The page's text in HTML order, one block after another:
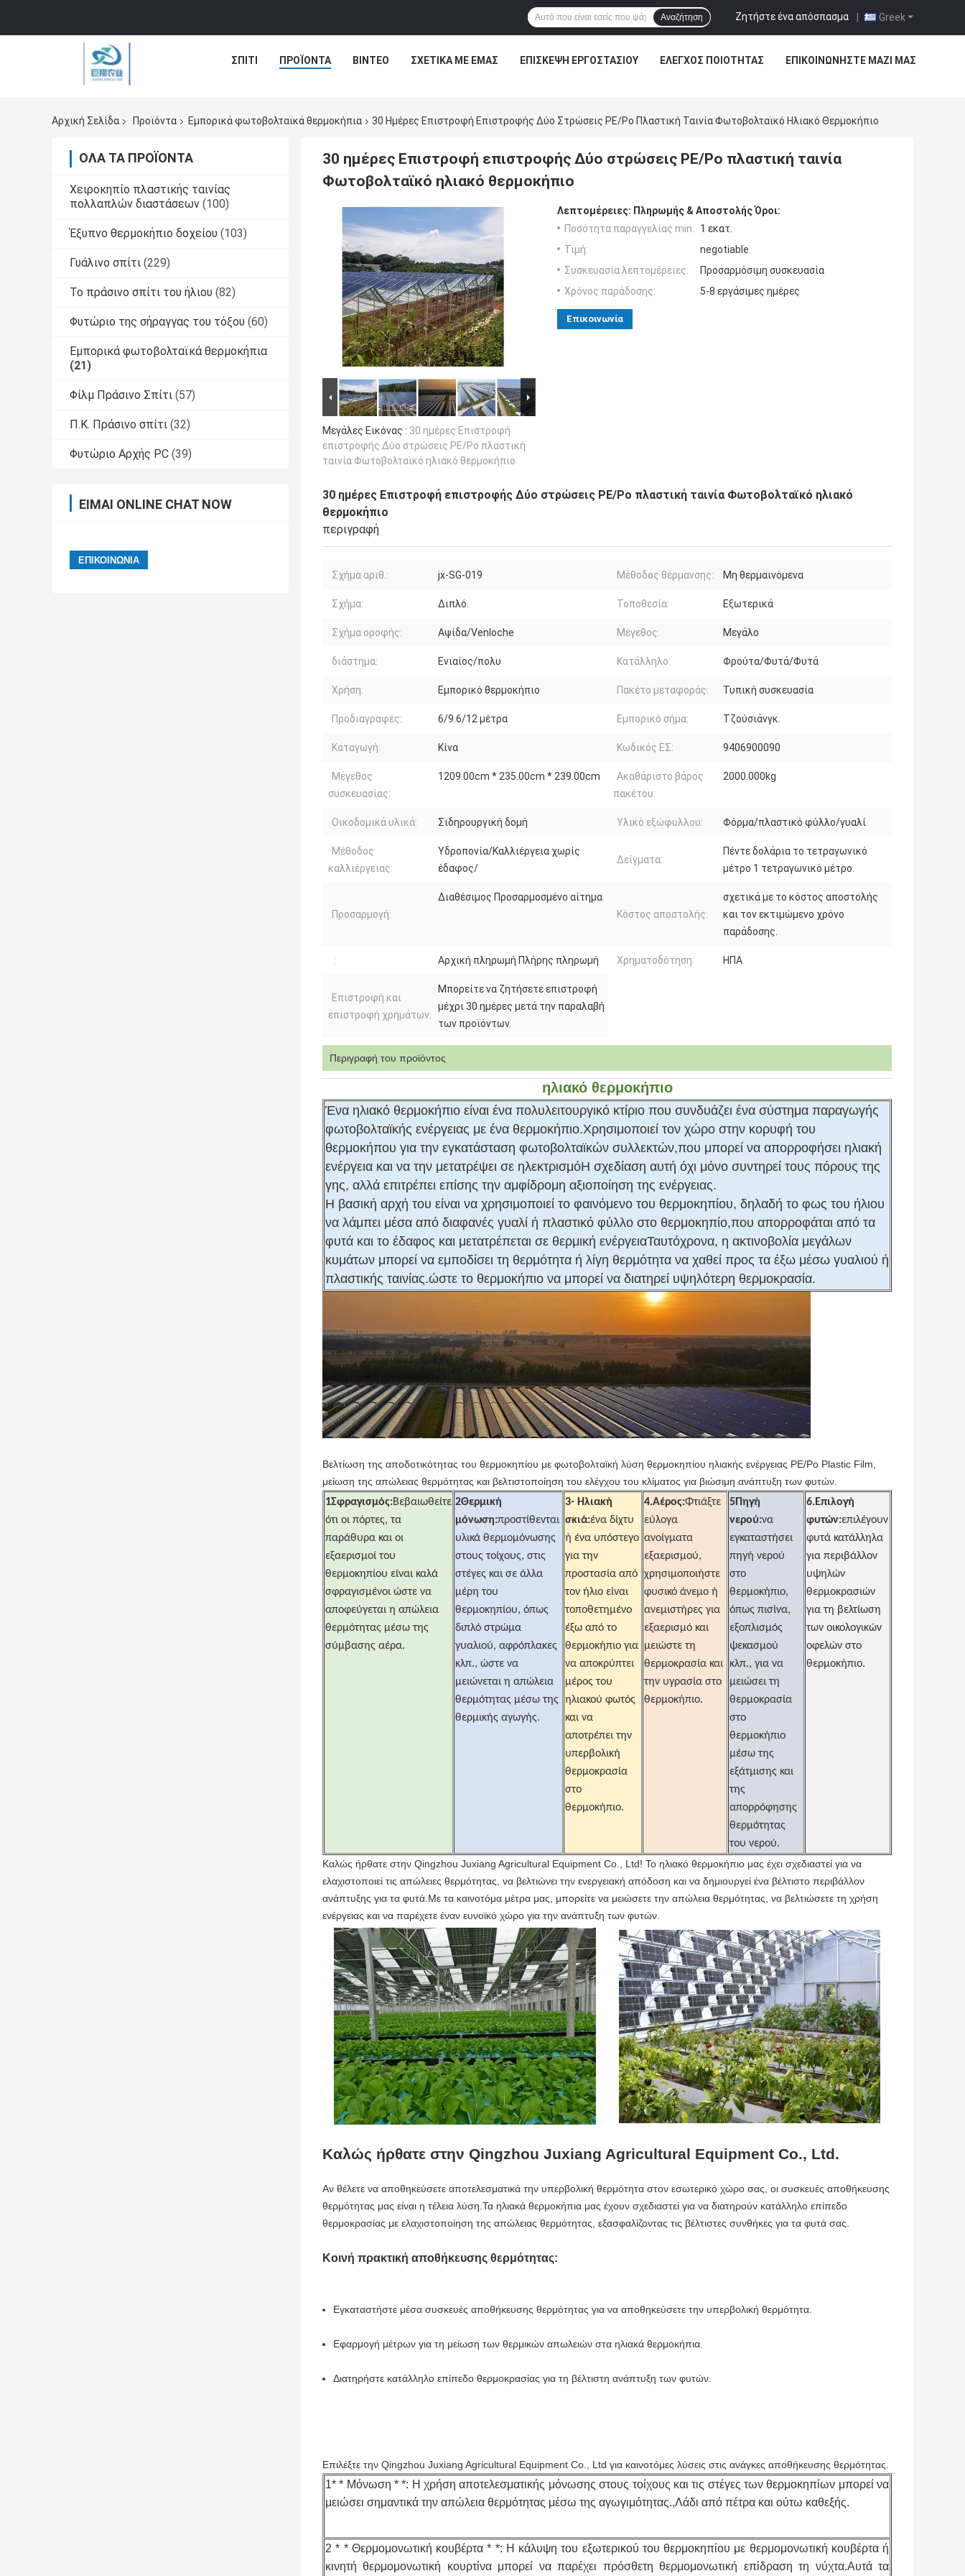
Greek
Ζητήστε ένα απόσπασμα |
Αναζήτηση
ΣΠΊΤΙ ΠΡΟΪΌΝΤΑ ΒΊΝΤΕΟ ΣΧΕΤΙΚΆ ΜΕ ΕΜΆΣ ΕΠΙΣΚΕΨΉ ΕΡΓΟΣΤΑΣΊΟΥ ΈΛΕΓΧΟΣ ΠΟΙΌΤΗΤΑΣ ΕΠΙΚΟΙΝΩΝΉΣΤΕ ΜΑΖΊ ΜΑΣ
Αρχική Σελίδα Προϊόντα Εμπορικά φωτοβολταϊκά θερμοκήπια 30 Ημέρες Επιστροφή Επιστροφής Δύο Στρώσεις PE/Po Πλαστική Ταινία Φωτοβολταϊκό Ηλιακό Θερμοκήπιο
ΌΛΑ ΤΑ ΠΡΟΪΌΝΤΑ
Χειροκηπίο πλαστικής ταινίας
πολλαπλών διαστάσεων (100)
Έξυπνο θερμοκήπιο δοχείου (103)
Γυάλινο σπίτι (229)
Το πράσινο σπίτι του ήλιου (82)
Φυτώριο της σήραγγας του τόξου (60)
Εμπορικά φωτοβολταϊκά θερμοκήπια
(21)
Φίλμ Πράσινο Σπίτι (57)
Π.Κ. Πράσινο σπίτι (32)
Φυτώριο Αρχής PC (39)
ΕΊΜΑΙ ONLINE CHAT NOW
30 ημέρες Επιστροφή επιστροφής Δύο στρώσεις PE/Po πλαστική ταινία
Φωτοβολταϊκό ηλιακό θερμοκήπιο
Μεγάλες Εικόνας : 30 ημέρες Επιστροφή
επιστροφής Δύο στρώσεις PE/Po πλαστική
ταινία Φωτοβολταϊκό ηλιακό θερμοκήπιο
Λεπτομέρειες: Πληρωμής & Αποστολής Όροι:
Ποσότητα παραγγελίας min:
1 εκατ.
Τιμή:
negotiable
Συσκευασία λεπτομέρειες:
Προσαρμόσιμη συσκευασία
Χρόνος παράδοσης:
5-8 εργάσιμες ημέρες
Επικοινωνία
30 ημέρες Επιστροφή επιστροφής Δύο στρώσεις PE/Po πλαστική ταινία Φωτοβολταϊκό ηλιακό
θερμοκήπιο
περιγραφή
Σχήμα αριθ.: jx-SG-019 Μέθοδος θέρμανσης: Μη θερμαινόμενα
Σχήμα: Διπλό. Τοποθεσία: Εξωτερικά
Σχήμα οροφής: Αψίδα/Venloche Μέγεθος: Μεγάλο
διάστημα: Ενιαίος/πολυ Κατάλληλο: Φρούτα/Φυτά/Φυτά
Χρήση: Εμπορικό θερμοκήπιο Πακέτο μεταφοράς: Τυπική συσκευασία
Προδιαγραφές: 6/9.6/12 μέτρα Εμπορικό σήμα: Τζούσιάνγκ.
Καταγωγή: Κίνα Κωδικός ΕΣ: 9406900090
Μέγεθος
συσκευασίας:
1209.00cm * 235.00cm * 239.00cm
Ακαθάριστο βάρος
πακέτου:
2000.000kg
Οικοδομικά υλικά: Σιδηρουργική δομή Υλικό εξώφυλλου: Φόρμα/πλαστικό φύλλο/γυαλί
Μέθοδος
καλλιέργειας:
Υδροπονία/Καλλιέργεια χωρίς
έδαφος/
Δείγματα:
Πέντε δολάρια το τετραγωνικό
μέτρο 1 τετραγωνικό μέτρο.
Προσαρμογή:
Διαθέσιμος Προσαρμοσμένο αίτημα
Κόστος αποστολής:
σχετικά με το κόστος αποστολής
και τον εκτιμώμενο χρόνο
παράδοσης.
: Αρχική πληρωμή Πλήρης πληρωμή Χρηματοδότηση: ΗΠΑ
Επιστροφή και
επιστροφή χρημάτων:
Μπορείτε να ζητήσετε επιστροφή
μέχρι 30 ημέρες μετά την παραλαβή
των προϊόντων.
Περιγραφή του προϊόντος
ηλιακό θερμοκήπιο
Ένα ηλιακό θερμοκήπιο είναι ένα πολυλειτουργικό κτίριο που συνδυάζει ένα σύστημα παραγωγής
φωτοβολταϊκής ενέργειας με ένα θερμοκήπιο.Χρησιμοποιεί τον χώρο στην κορυφή του
θερμοκήπου για την εγκατάσταση φωτοβολταϊκών συλλεκτών,που μπορεί να απορροφήσει ηλιακή
ενέργεια και να την μετατρέψει σε ηλεκτρισμόΗ σχεδίαση αυτή όχι μόνο συντηρεί τους πόρους της
γης, αλλά επιτρέπει επίσης την αμφίδρομη αξιοποίηση της ενέργειας.
Η βασική αρχή του είναι να χρησιμοποιεί το φαινόμενο του θερμοκηπίου, δηλαδή το φως του ήλιου
να λάμπει μέσα από διαφανές γυαλί ή πλαστικό φύλλο στο θερμοκηπίο,που απορροφάται από τα
φυτά και το έδαφος και μετατρέπεται σε θερμική ενέργειαΤαυτόχρονα, η ακτινοβολία μεγάλων
κυμάτων μπορεί να εμποδίσει τη θερμότητα ή λίγη θερμότητα να χαθεί προς τα έξω μέσω γυαλιού ή
πλαστικής ταινίας.ώστε το θερμοκήπιο να μπορεί να διατηρεί υψηλότερη θερμοκρασία.
Βελτίωση της αποδοτικότητας του θερμοκηπίου με φωτοβολταϊκή λύση θερμοκηπίου ηλιακής ενέργειας PE/Po Plastic Film,
μείωση της απώλειας θερμότητας και βελτιστοποίηση του ελέγχου του κλίματος για βιώσιμη ανάπτυξη των φυτών.
1Σφραγισμός:Βεβαιωθείτε
ότι οι πόρτες, τα
παράθυρα και οι
εξαερισμοί του
θερμοκηπίου είναι καλά
σφραγισμένοι ώστε να
αποφεύγεται η απώλεια
θερμότητας μέσω της
σύμβασης αέρα.
2Θερμική
μόνωση:προστίθενται
υλικά θερμομόνωσης
στους τοίχους, στις
στέγες και σε άλλα
μέρη του
θερμοκηπίου, όπως
διπλό στρώμα
γυαλιού, αφρόπλακες
κλπ., ώστε να
μειώνεται η απώλεια
θερμότητας μέσω της
θερμικής αγωγής.
3- Ηλιακή
σκιά:ένα δίχτυ
ή ένα υπόστεγο
για την
προστασία από
τον ήλιο είναι
τοποθετημένο
έξω από το
θερμοκήπιο για
να αποκρύπτει
μέρος του
ηλιακού φωτός
και να
αποτρέπει την
υπερβολική
θερμοκρασία
στο
θερμοκήπιο.
4.Αέρος:Φτιάξτε
εύλογα
ανοίγματα
εξαερισμού,
χρησιμοποιήστε
φυσικό άνεμο ή
ανεμιστήρες για
εξαερισμό και
μειώστε τη
θερμοκρασία και
την υγρασία στο
θερμοκήπιο.
5Πηγή
νερού:να
εγκαταστήσει
πηγή νερού
στο
θερμοκήπιο,
όπως πισίνα,
εξοπλισμός
ψεκασμού
κλπ., για να
μειώσει τη
θερμοκρασία
στο
θερμοκήπιο
μέσω της
εξάτμισης και
της
απορρόφησης
θερμότητας
του νερού.
6.Επιλογή
φυτών:επιλέγουν
φυτά κατάλληλα
για περιβάλλον
υψηλών
θερμοκρασιών
για τη βελτίωση
των οικολογικών
οφελών στο
θερμοκήπιο.
Καλώς ήρθατε στην Qingzhou Juxiang Agricultural Equipment Co., Ltd! Το ηλιακό θερμοκήπιο μας έχει σχεδιαστεί για να
ελαχιστοποιεί τις απώλειες θερμότητας, να βελτιώνει την ενεργειακή απόδοση και να δημιουργεί ένα βέλτιστο περιβάλλον
ανάπτυξης για τα φυτά.Με τα καινοτόμα μέτρα μας, μπορείτε να μειώσετε την απώλεια θερμότητας, να βελτιώσετε τη χρήση
ενέργειας και να παρέχετε έναν ευνοϊκό χώρο για την ανάπτυξη των φυτών.
Καλώς ήρθατε στην Qingzhou Juxiang Agricultural Equipment Co., Ltd.
Αν θέλετε να αποθηκεύσετε αποτελεσματικά την υπερβολική θερμότητα στον εσωτερικό χώρο σας, οι συσκευές αποθήκευσης
θερμότητας μας είναι η τέλεια λύση.Τα ηλιακά θερμοκήπια μας έχουν σχεδιαστεί για να διατηρούν κατάλληλο επίπεδο
θερμοκρασίας με ελαχιστοποίηση της απώλειας θερμότητας, εξασφαλίζοντας τις βέλτιστες συνθήκες για τα φυτά σας.
Κοινή πρακτική αποθήκευσης θερμότητας:
Εγκαταστήστε μέσα συσκευές αποθήκευσης θερμότητας για να αποθηκεύσετε την υπερβολική θερμότητα.
Εφαρμογή μέτρων για τη μείωση των θερμικών απωλειών στα ηλιακά θερμοκήπια.
Διατηρήστε κατάλληλο επίπεδο θερμοκρασίας για τη βέλτιστη ανάπτυξη των φυτών.
Επιλέξτε την Qingzhou Juxiang Agricultural Equipment Co., Ltd για καινοτόμες λύσεις στις ανάγκες αποθήκευσης θερμότητας.
1* * Μόνωση * *: Η χρήση αποτελεσματικής μόνωσης στους τοίχους και τις στέγες των θερμοκηπίων μπορεί να
μειώσει σημαντικά την απώλεια θερμότητας μέσω της αγωγιμότητας.,Λάδι από πέτρα και ούτω καθεξής.
2 * * Θερμομονωτική κουβέρτα * *: Η κάλυψη του εξωτερικού του θερμοκηπίου με θερμομονωτική κουβέρτα ή
κινητή θερμομονωτική κουρτίνα μπορεί να παρέχει πρόσθετη θερμομονωτική επίδραση τη νύχτα.Αυτά τα